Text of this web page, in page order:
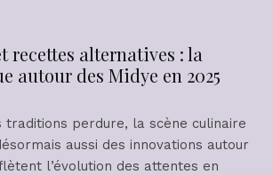
recettes alternatives : la
autour des Midye en 2025
traditions perdure, la scène culinaire
aussi des innovations autour
l’évolution des attentes en